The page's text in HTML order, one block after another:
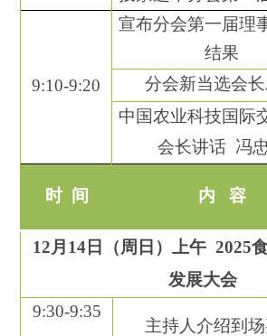
9:10-9:20
宣布分会第一届理
结果
分会新当选会长
中国农业科技国际
会长讲话 冯
时 间 内 容
12月 14 日（周 日 ） 上午 2025
发展大会
9:30-9:35
主持人介绍到